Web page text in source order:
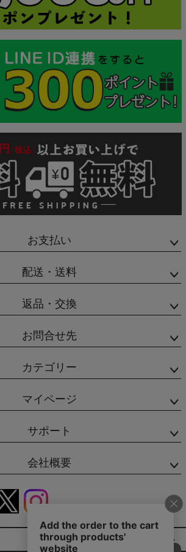
お支払い
配送・送料
返品・交換
お問合せ先
カテゴリー
マイページ
サポート
会社概要